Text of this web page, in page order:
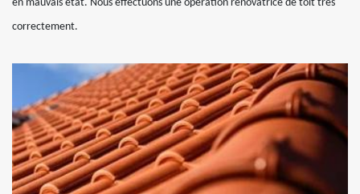
en mauvais état. Nous effectuons une opération rénovatrice de toit très
correctement.